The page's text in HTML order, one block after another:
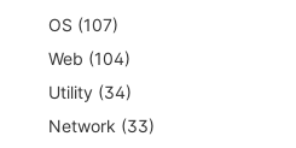
OS (107)
Web (104)
Utility (34)
Network (33)